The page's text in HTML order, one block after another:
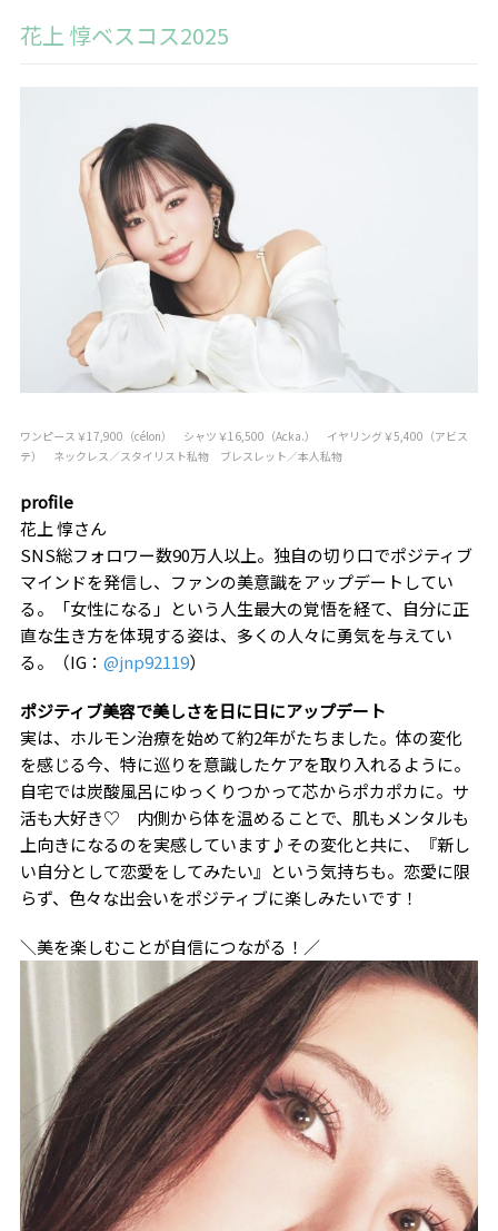
花上 惇ベスコス2025
ワンピース￥17,900（célon） シャツ￥16,500（Acka.） イヤリング￥5,400（アビス
テ） ネックレス／スタイリスト私物 ブレスレット／本人私物
profile
花上 惇さん
SNS総フォロワー数90万人以上。独自の切り口でポジティブ
マインドを発信し、ファンの美意識をアップデートしてい
る。「女性になる」という人生最大の覚悟を経て、自分に正
直な生き方を体現する姿は、多くの人々に勇気を与えてい
る。（IG： @jnp92119）
ポジティブ美容で美しさを日に日にアップデート
実は、ホルモン治療を始めて約2年がたちました。体の変化
を感じる今、特に巡りを意識したケアを取り入れるように。
自宅では炭酸風呂にゆっくりつかって芯からポカポカに。サ
活も大好き♡ 内側から体を温めることで、肌もメンタルも
上向きになるのを実感しています♪その変化と共に、『新し
い自分として恋愛をしてみたい』という気持ちも。恋愛に限
らず、色々な出会いをポジティブに楽しみたいです！
＼美を楽しむことが自信につながる！／